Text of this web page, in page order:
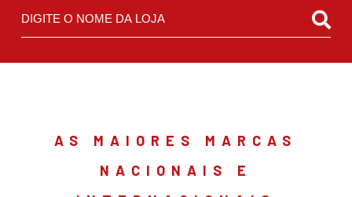
AS MAIORES MARCAS
NACIONAIS E